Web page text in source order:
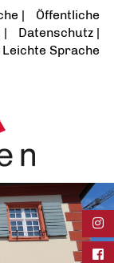
Öffentliche
Datenschutz
Leichte Sprache